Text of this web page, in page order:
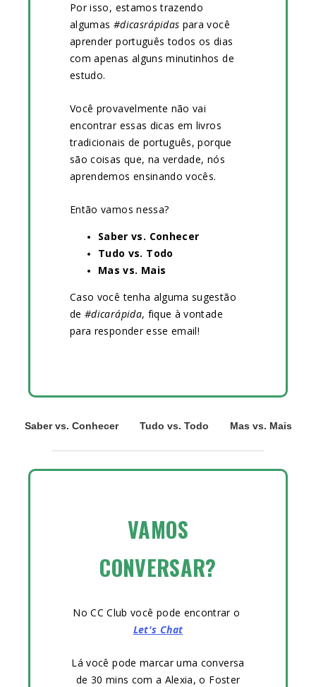
Por isso, estamos trazendo
algumas #dicasrápidas para você
aprender português todos os dias
com apenas alguns minutinhos de
estudo.
Você provavelmente não vai
encontrar essas dicas em livros
tradicionais de português, porque
são coisas que, na verdade, nós
aprendemos ensinando vocês.
Então vamos nessa?
Saber vs. Conhecer
Tudo vs. Todo
Mas vs. Mais
Caso você tenha alguma sugestão
de#dicarápida, fique à vontade
para responder esse email!
Saber vs. Conhecer Tudo vs. Todo Mas vs. Mais
VAMOS
CONVERSAR?
No CC Club você pode encontrar o
Let's Chat
Lá você pode marcar uma conversa
de 30 mins com a Alexia, o Foster